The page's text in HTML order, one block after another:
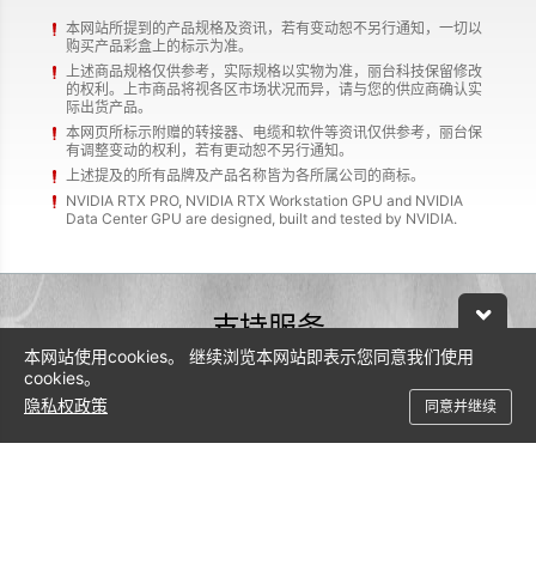
本网站所提到的产品规格及资讯，若有变动恕不另行通知，一切以
购买产品彩盒上的标示为准。
上述商品规格仅供参考，实际规格以实物为准，丽台科技保留修改
的权利。上市商品将视各区市场状况而异，请与您的供应商确认实
际出货产品。
本网页所标示附赠的转接器、电缆和软件等资讯仅供参考，丽台保
有调整变动的权利，若有更动恕不另行通知。
上述提及的所有品牌及产品名称皆为各所属公司的商标。
NVIDIA RTX PRO, NVIDIA RTX Workstation GPU and NVIDIA
Data Center GPU are designed, built and tested by NVIDIA.
支持服务
联络方式
服务时间：周一~周五 9:00-17:00（国家法定节假日除外）
本网站使用cookies。 继续浏览本网站即表示您同意我们使用
cookies。
隐私权政策
同意并继续